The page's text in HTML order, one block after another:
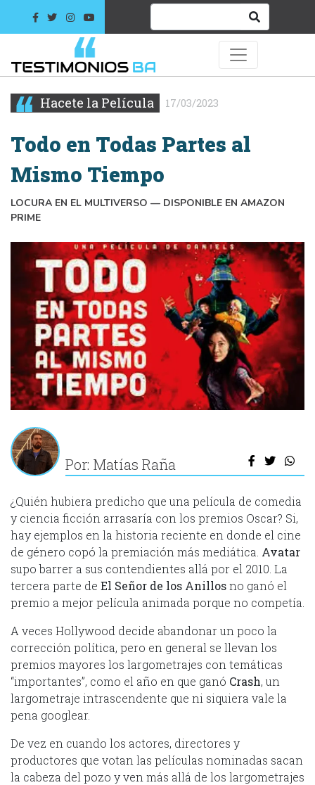
Hacete la Película 17/03/2023
Todo en Todas Partes al
Mismo Tiempo
LOCURA EN EL MULTIVERSO — DISPONIBLE EN AMAZON
PRIME
Por: Matías Raña
¿Quién hubiera predicho que una película de comedia
y ciencia ficción arrasaría con los premios Oscar? Si,
hay ejemplos en la historia reciente en donde el cine
de género copó la premiación más mediática. Avatar
supo barrer a sus contendientes allá por el 2010. La
tercera parte de El Señor de los Anillosno ganó el
premio a mejor película animada porque no competía.
A veces Hollywood decide abandonar un poco la
corrección política, pero en general se llevan los
premios mayores los largometrajes con temáticas
“importantes”, como el año en que ganó Crash, un
largometraje intrascendente que ni siquiera vale la
pena googlear.
De vez en cuando los actores, directores y
productores que votan las películas nominadas sacan
la cabeza del pozo y ven más allá de los largometrajes